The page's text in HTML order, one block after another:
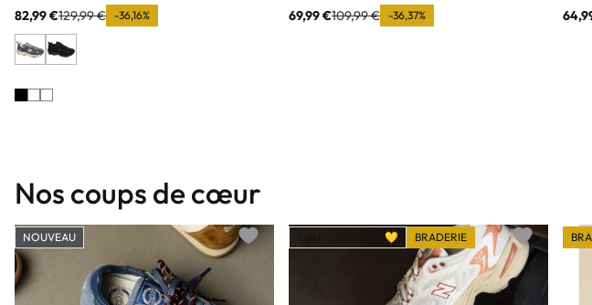
82,99 €129,99 € -36,16%
69,99 €109,99 € -36,37%
Nos coups de cœur
NOUVEAU
Add to wishlist
COUP DE CŒUR 💛 BRADERIE
Add to